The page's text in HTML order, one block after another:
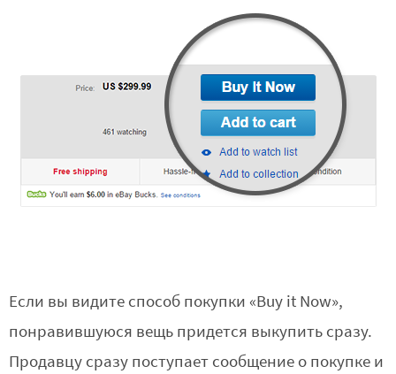
Если вы видите способ покупки «Buy it Now»,
понравившуюся вещь придется выкупить сразу.
Продавцу сразу поступает сообщение о покупке и